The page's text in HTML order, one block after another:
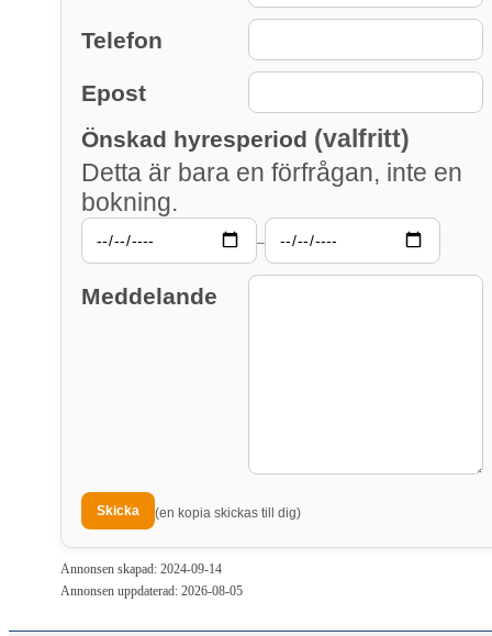
Telefon
Epost
Önskad hyresperiod (valfritt)
Detta är bara en förfrågan, inte en
bokning.
–
Meddelande
(en kopia skickas till dig)
Annonsen skapad: 2024-09-14
Annonsen uppdaterad: 2026-08-05